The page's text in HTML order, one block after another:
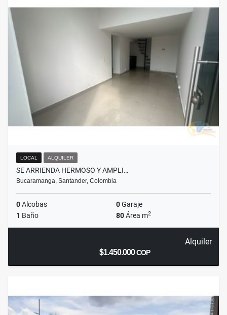
LOCAL ALQUILER
SE ARRIENDA HERMOSO Y AMPLI…
Bucaramanga, Santander, Colombia
0Alcobas 0Garaje
1 Baño 80Área m2
Alquiler
$1.450.000COP